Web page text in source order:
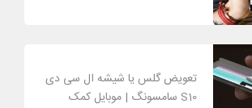
تعویض گلس یا شیشه ال سی دی
S10 سامسونگ | موبایل کمک